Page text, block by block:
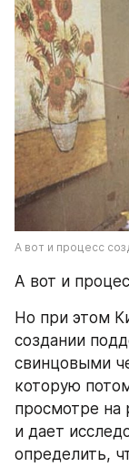
А вот и процесс
А вот и
Но при этом
создании
свинцовыми
которую
просмотре на
и дает
определить,